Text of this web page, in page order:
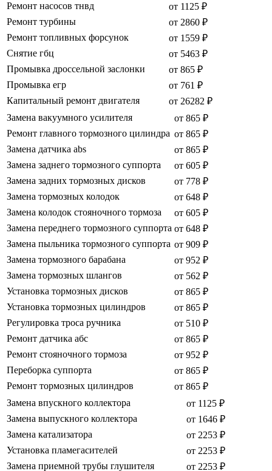
Ремонт насосов тнвд
от 1125 ₽
Ремонт турбины
от 2860 ₽
Ремонт топливных форсунок
от 1559 ₽
Снятие гбц
от 5463 ₽
Промывка дроссельной заслонки
от 865 ₽
Промывка егр
от 761 ₽
Капитальный ремонт двигателя
от 26282 ₽
Замена вакуумного усилителя
от 865 ₽
Ремонт главного тормозного цилиндра от 865 ₽
Замена датчика abs
от 865 ₽
Замена заднего тормозного суппорта
от 605 ₽
Замена задних тормозных дисков
от 778 ₽
Замена тормозных колодок
от 648 ₽
Замена колодок стояночного тормоза
от 605 ₽
Замена переднего тормозного суппорта от 648 ₽
Замена пыльника тормозного суппорта от 909 ₽
Замена тормозного барабана
от 952 ₽
Замена тормозных шлангов
от 562 ₽
Установка тормозных дисков
от 865 ₽
Установка тормозных цилиндров
от 865 ₽
Регулировка троса ручника
от 510 ₽
Ремонт датчика абс
от 865 ₽
Ремонт стояночного тормоза
от 952 ₽
Переборка суппорта
от 865 ₽
Ремонт тормозных цилиндров
от 865 ₽
Замена впускного коллектора
от 1125 ₽
Замена выпускного коллектора
от 1646 ₽
Замена катализатора
от 2253 ₽
Установка пламегасителей
от 2253 ₽
Замена приемной трубы глушителя
от 2253 ₽